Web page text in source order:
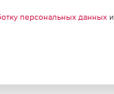
персональных данныхи